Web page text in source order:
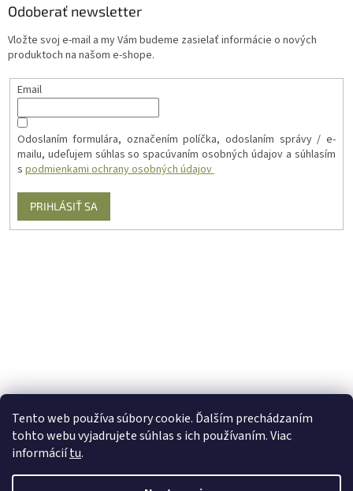
Tento web používa súbory cookie. Ďalším prechádzaním
tohto webu vyjadrujete súhlas s ich používaním. Viac
informáciítu.
Odoberať newsletter
Vložte svoj e-mail a my Vám budeme zasielať informácie o nových
produktoch na našom e-shope.
Email
Odoslaním formulára, označením políčka, odoslaním správy / e-
mailu, udeľujem súhlas so spacúvaním osobných údajov a súhlasím
s podmienkami ochrany osobných údajov
PRIHLÁSIŤ SA